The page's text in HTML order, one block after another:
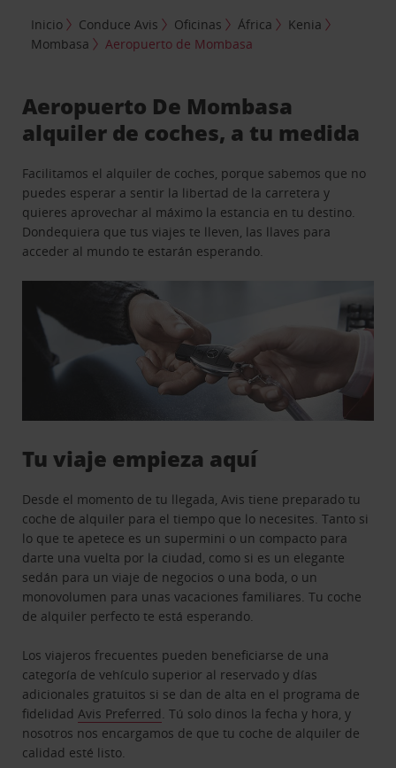
Inicio Conduce Avis Oficinas África
Kenia
Mombasa
Aeropuerto de Mombasa
Aeropuerto De Mombasa
alquiler de coches, a tu medida
Facilitamos el alquiler de coches, porque sabemos que no
puedes esperar a sentir la libertad de la carretera y
quieres aprovechar al máximo la estancia en tu destino.
Dondequiera que tus viajes te lleven, las llaves para
acceder al mundo te estarán esperando.
Tu viaje empieza aquí
Desde el momento de tu llegada, Avis tiene preparado tu
coche de alquiler para el tiempo que lo necesites. Tanto si
lo que te apetece es un supermini o un compacto para
darte una vuelta por la ciudad, como si es un elegante
sedán para un viaje de negocios o una boda, o un
monovolumen para unas vacaciones familiares. Tu coche
de alquiler perfecto te está esperando.
Los viajeros frecuentes pueden beneficiarse de una
categoría de vehículo superior al reservado y días
adicionales gratuitos si se dan de alta en el programa de
fidelidadAvis Preferred. Tú solo dinos la fecha y hora, y
nosotros nos encargamos de que tu coche de alquiler de
calidad esté listo.